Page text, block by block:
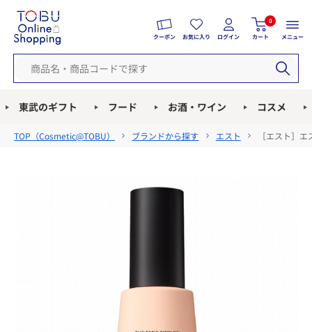
クーポン お気に入り ログイン
0
カート メニュー
東武のギフト フード お酒・ワイン コスメ
TOP（Cosmetic@TOBU） ブランドから探す エスト ［エスト］